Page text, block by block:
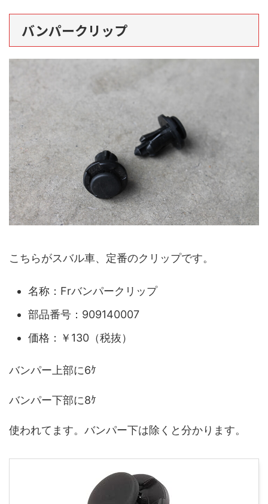
バンパークリップ
こちらがスバル車、定番のクリップです。
名称：Frバンパークリップ
部品番号：909140007
価格：￥130（税抜）
バンパー上部に6ｹ
バンパー下部に8ｹ
使われてます。バンパー下は除くと分かります。